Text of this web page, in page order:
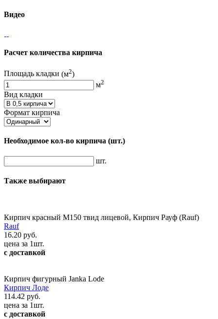
Видео
Расчет количества кирпича
Площадь кладки (м2)
м2
Вид кладки
Формат кирпича
Необходимое кол-во кирпича (шт.)
шт.
Также выбирают
Кирпич красный М150 твид лицевой, Кирпич Рауф (Rauf)
Rauf
16.20 руб.
цена за 1шт.
с доставкой
Кирпич фигурный Janka Lode
Кирпич Лоде
114.42 руб.
цена за 1шт.
с доставкой